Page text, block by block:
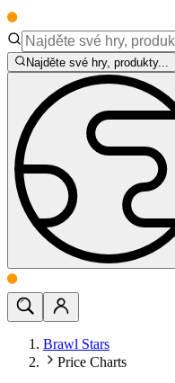
Najděte své hry, produkty...
Brawl Stars
Price Charts